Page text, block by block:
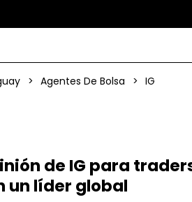
> Agentes De Bolsa > IG
de IG para
un líder global